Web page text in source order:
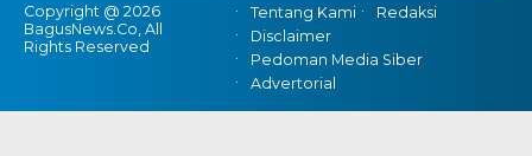
Copyright @ 2026
BagusNews.Co, All
Rights Reserved
Tentang Kami
Redaksi
Disclaimer
Pedoman Media Siber
Advertorial